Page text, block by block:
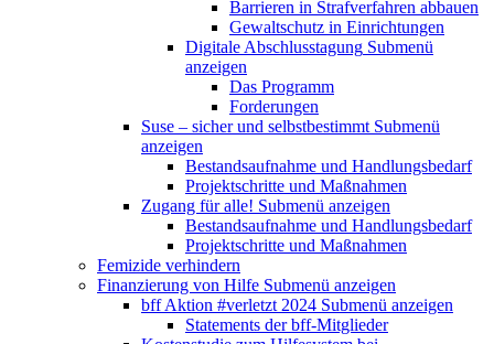
Barrieren in Strafverfahren abbauen
Gewaltschutz in Einrichtungen
Digitale Abschlusstagung Submenü
anzeigen
Das Programm
Forderungen
Suse – sicher und selbstbestimmt Submenü
anzeigen
Bestandsaufnahme und Handlungsbedarf
Projektschritte und Maßnahmen
Zugang für alle! Submenü anzeigen
Bestandsaufnahme und Handlungsbedarf
Projektschritte und Maßnahmen
Femizide verhindern
Finanzierung von Hilfe Submenü anzeigen
bff Aktion #verletzt 2024 Submenü anzeigen
Statements der bff-Mitglieder